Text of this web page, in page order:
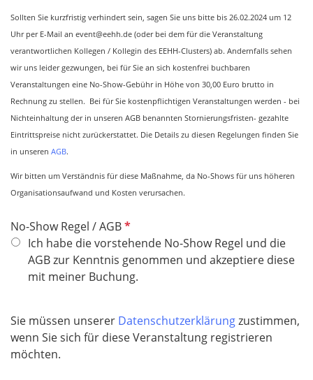
e
l
d
Sollten Sie kurzfristig verhindert sein, sagen Sie uns bitte bis 26.02.2024 um 12
Uhr per E-Mail an event@eehh.de (oder bei dem für die Veranstaltung
verantwortlichen Kollegen / Kollegin des EEHH-Clusters) ab. Andernfalls sehen
wir uns leider gezwungen, bei für Sie an sich kostenfrei buchbaren
Veranstaltungen eine No-Show-Gebühr in Höhe von 30,00 Euro brutto in
Rechnung zu stellen. Bei für Sie kostenpflichtigen Veranstaltungen werden - bei
Nichteinhaltung der in unseren AGB benannten Stornierungsfristen- gezahlte
Eintrittspreise nicht zurückerstattet. Die Details zu diesen Regelungen finden Sie
in unseren AGB.
Wir bitten um Verständnis für diese Maßnahme, da No-Shows für uns höheren
Organisationsaufwand und Kosten verursachen.
No-Show Regel / AGBP
f
l
i
t
f
Ich habe die vorstehende No-Show Regel und die
AGB zur Kenntnis genommen und akzeptiere diese
mit meiner Buchung.
Sie müssen unserer Datenschutzerklärungzustimmen,
wenn Sie sich für diese Veranstaltung registrieren
möchten.